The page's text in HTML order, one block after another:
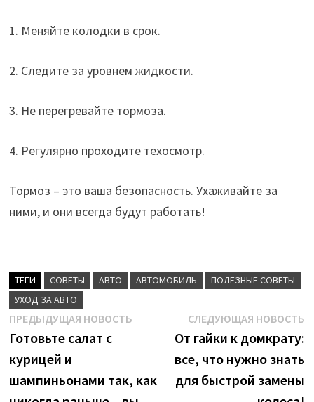
1. Меняйте колодки в срок.
2. Следите за уровнем жидкости.
3. Не перегревайте тормоза.
4. Регулярно проходите техосмотр.
Тормоз – это ваша безопасность. Ухаживайте за
ними, и они всегда будут работать!
ТЕГИ CОВЕТЫ АВТО АВТОМОБИЛЬ
ПОЛЕЗНЫЕ СОВЕТЫ
УХОД ЗА АВТО
Навигация
по
записям
ПРЕДЫДУЩАЯ НОВОСТЬПредыдущая
новость:
Готовьте салат с
курицей и
шампиньонами так, как
СЛЕДУЮЩАЯ НОВОСТЬ
От гайки к домкрату:
все, что нужно знать
для быстрой замены